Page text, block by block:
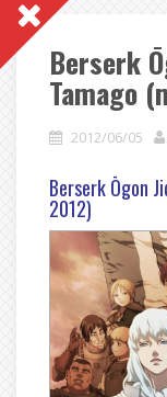
Berserk
Tamago
2012/06/05
Berserk Ōgon
2012)